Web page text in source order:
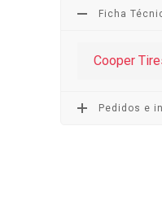
Ficha
Cooper
Pedidos e